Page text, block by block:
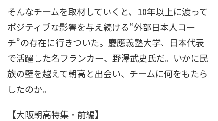
そんなチームを取材していくと、10年以上に渡って
ポジティブな影響を与え続ける“外部日本人コー
チ”の存在に行きついた。慶應義塾大学、日本代表
で活躍した名フランカー、野澤武史氏だ。いかに民
族の壁を越えて朝高と出会い、チームに何をもたら
したのか。
【大阪朝高特集・前編】